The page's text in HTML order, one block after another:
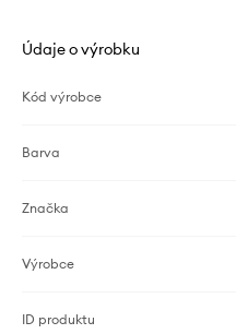
Údaje o výrobku
Kód výrobce
Barva
Značka
Výrobce
ID produktu